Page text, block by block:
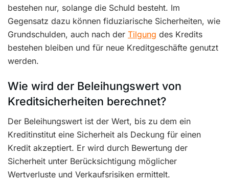
bestehen nur, solange die Schuld besteht. Im
Gegensatz dazu können fiduziarische Sicherheiten, wie
Grundschulden, auch nach der Tilgung des Kredits
bestehen bleiben und für neue Kreditgeschäfte genutzt
werden.
Wie wird der Beleihungswert von
Kreditsicherheiten berechnet?
Der Beleihungswert ist der Wert, bis zu dem ein
Kreditinstitut eine Sicherheit als Deckung für einen
Kredit akzeptiert. Er wird durch Bewertung der
Sicherheit unter Berücksichtigung möglicher
Wertverluste und Verkaufsrisiken ermittelt.